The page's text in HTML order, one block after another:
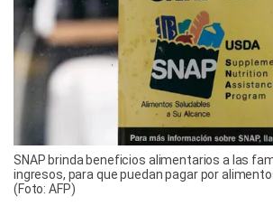
SNAP brinda beneficios alimentarios a las
ingresos, para que puedan pagar por
(Foto: AFP)